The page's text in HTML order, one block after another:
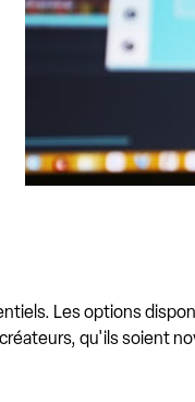
Les options
qu'ils soient